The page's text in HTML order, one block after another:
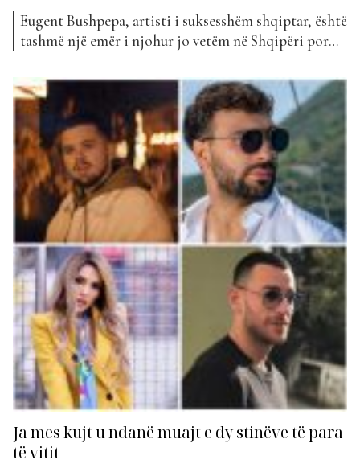
Eugent Bushpepa, artisti i suksesshëm shqiptar, është
tashmë një emër i njohur jo vetëm në Shqipëri por
që artisti të krijojë fansa nga e gjitha bota dhe kjo
për shkak të vokalit tij të fuqishëm. Momentlisht
artisti është ende duke shijuar...
Ja mes kujt u ndanë muajt e dy stinëve të para
të vitit